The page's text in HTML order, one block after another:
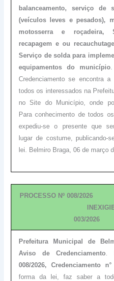
balanceamento, serviço de
(veículos leves e pesados),
motosserra e roçadeira,
recapagem e ou
Serviço de solda para
equipamentos do município.
Credenciamento se encontra a
todos os interessados na
no Site do Município, onde
Para conhecimento de todos
expediu-se o presente que
lugar de costume, publicando-
lei. Belmiro Braga, 06 de março
PROCESSO Nº
003/2026
Prefeitura Municipal de
Aviso de Credenciamento.
008/2026, Credenciamento n°
forma da lei, faz saber a